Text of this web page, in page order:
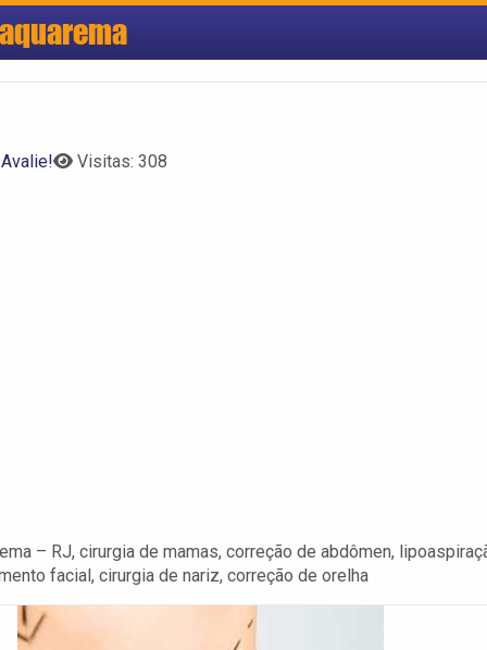
Avalie! Visitas: 308
– RJ, cirurgia de mamas, correção de abdômen,
facial, cirurgia de nariz, correção de orelha